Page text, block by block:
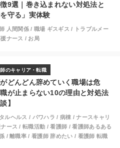
9選｜巻き込まれない対処法と
を守る」実体験
人間関係/ 職場 ギスギス /
トラブルメー
援ナース / お局
のキャリア・転職
どんどん辞めていく職場は危
が止まらない10の理由と対処法
】
ルヘルス / パワハラ / 病棟 /ナースキャリ
ナース /転職活動 /看護師 /看護師あるある
/離職率 /看護師 辞めたい / 看護師 転職